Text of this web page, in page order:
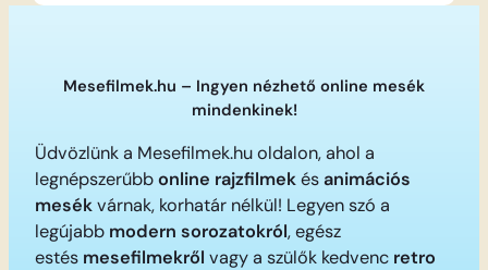
Mesefilmek.hu – Ingyen nézhető online mesék
mindenkinek!
Üdvözlünk a Mesefilmek.hu oldalon, ahol a
legnépszerűbbonline rajzfilmekésanimációs
mesékvárnak, korhatár nélkül! Legyen szó a
legújabb modern sorozatokról, egész
estés mesefilmekről vagy a szülők kedvenc retro